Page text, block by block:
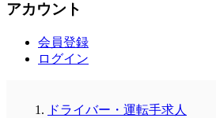
アカウント
会員登録
ログイン
ドライバー・運転手求人